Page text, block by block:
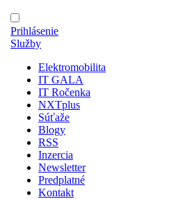
Prihlásenie
Služby
Elektromobilita
IT GALA
IT Ročenka
NXTplus
Súťaže
Blogy
RSS
Inzercia
Newsletter
Predplatné
Kontakt